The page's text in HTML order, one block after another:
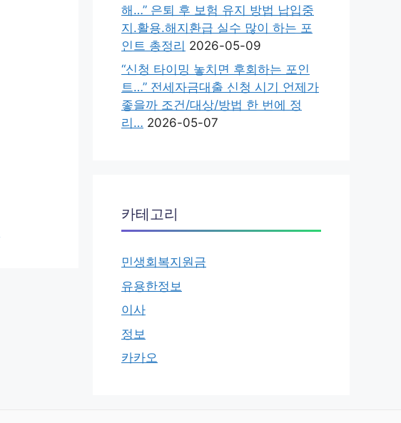
해…” 은퇴 후 보험 유지 방법 납입중
지.활용.해지환급 실수 많이 하는 포
인트 총정리 2026-05-09
“신청 타이밍 놓치면 후회하는 포인
트…” 전세자금대출 신청 시기 언제가
좋을까 조건/대상/방법 한 번에 정
리… 2026-05-07
카테고리
민생회복지원금
유용한정보
이사
정보
카카오